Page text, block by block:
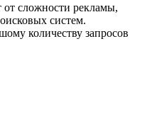
от сложности рекламы,
систем.
количеству запросов